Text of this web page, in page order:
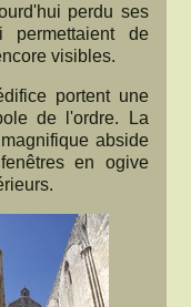
perdu ses
permettaient de
visibles.
portent une
de l'ordre. La
abside
en ogive